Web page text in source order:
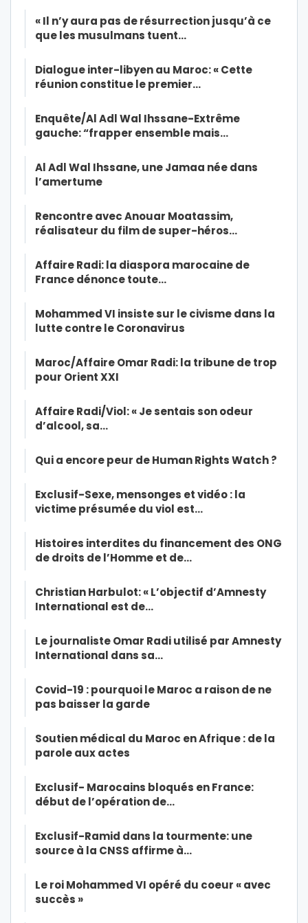
« Il n’y aura pas de résurrection jusqu’à ce
que les musulmans tuent…
Dialogue inter-libyen au Maroc: « Cette
réunion constitue le premier…
Enquête/Al Adl Wal Ihssane-Extrême
gauche: “frapper ensemble mais…
Al Adl Wal Ihssane, une Jamaa née dans
l’amertume
Rencontre avec Anouar Moatassim,
réalisateur du film de super-héros…
Affaire Radi: la diaspora marocaine de
France dénonce toute…
Mohammed VI insiste sur le civisme dans la
lutte contre le Coronavirus
Maroc/Affaire Omar Radi: la tribune de trop
pour Orient XXI
Affaire Radi/Viol: « Je sentais son odeur
d’alcool, sa…
Qui a encore peur de Human Rights Watch ?
Exclusif-Sexe, mensonges et vidéo : la
victime présumée du viol est…
Histoires interdites du financement des ONG
de droits de l’Homme et de…
Christian Harbulot: « L’objectif d’Amnesty
International est de…
Le journaliste Omar Radi utilisé par Amnesty
International dans sa…
Covid-19 : pourquoi le Maroc a raison de ne
pas baisser la garde
Soutien médical du Maroc en Afrique : de la
parole aux actes
Exclusif- Marocains bloqués en France:
début de l’opération de…
Exclusif-Ramid dans la tourmente: une
source à la CNSS affirme à…
Le roi Mohammed VI opéré du coeur « avec
succès »